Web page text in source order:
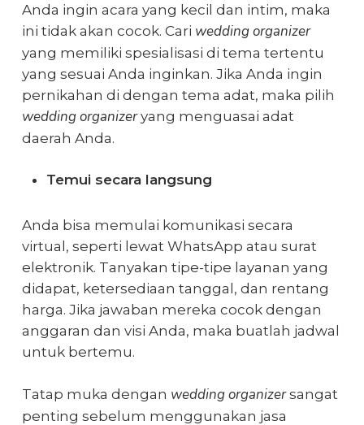
Anda ingin acara yang kecil dan intim, maka
ini tidak akan cocok. Cari wedding organizer
yang memiliki spesialisasi di tema tertentu
yang sesuai Anda inginkan. Jika Anda ingin
pernikahan di dengan tema adat, maka pilih
wedding organizeryang menguasai adat
daerah Anda.
Temui secara langsung
Anda bisa memulai komunikasi secara
virtual, seperti lewat WhatsApp atau surat
elektronik. Tanyakan tipe-tipe layanan yang
didapat, ketersediaan tanggal, dan rentang
harga. Jika jawaban mereka cocok dengan
anggaran dan visi Anda, maka buatlah jadwal
untuk bertemu.
Tatap muka dengan wedding organizersangat
penting sebelum menggunakan jasa